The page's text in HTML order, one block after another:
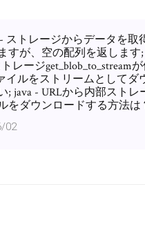
ストレージからデータを取
すが、空の配列を返します;
レージget_blob_to_stream
イルをストリームとしてダ
; java - URLから内部ストレ
をダウンロードする方法は
02